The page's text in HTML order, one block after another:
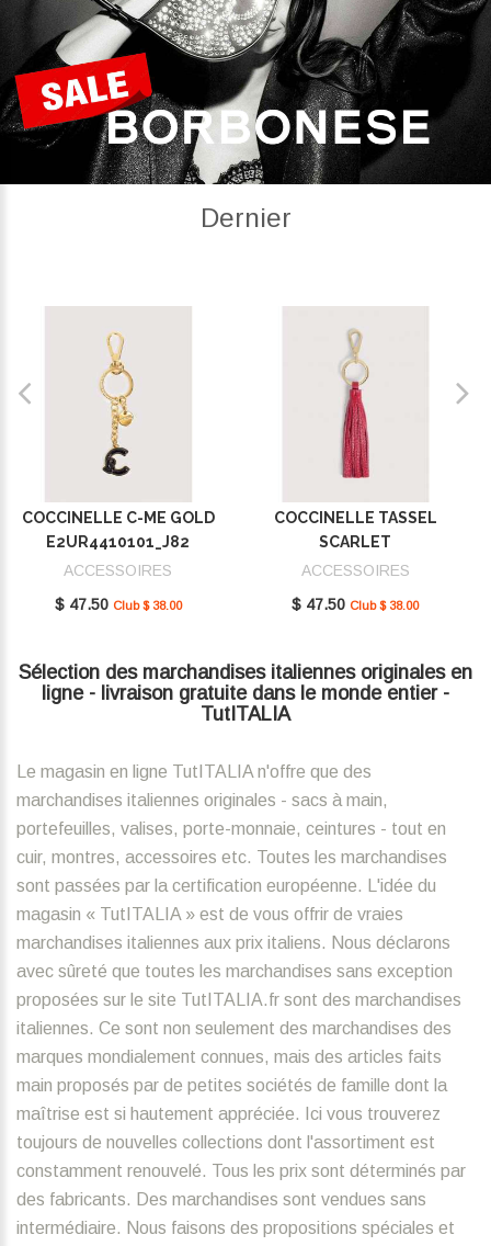
Dernier
COCCINELLE C-ME GOLD
E2UR4410101_J82
ACCESSOIRES
$ 47.50 Club $ 38.00
COCCINELLE TASSEL
SCARLET
E2MU0410101_R02
ACCESSOIRES
$ 47.50 Club $ 38.00
Sélection des marchandises italiennes originales en
ligne - livraison gratuite dans le monde entier -
TutITALIA
Le magasin en ligne TutITALIA n'offre que des
marchandises italiennes originales - sacs à main,
portefeuilles, valises, porte-monnaie, ceintures - tout en
cuir, montres, accessoires etc. Toutes les marchandises
sont passées par la certification européenne. L'idée du
magasin « TutITALIA » est de vous offrir de vraies
marchandises italiennes aux prix italiens. Nous déclarons
avec sûreté que toutes les marchandises sans exception
proposées sur le site TutITALIA.fr sont des marchandises
italiennes. Ce sont non seulement des marchandises des
marques mondialement connues, mais des articles faits
main proposés par de petites sociétés de famille dont la
maîtrise est si hautement appréciée. Ici vous trouverez
toujours de nouvelles collections dont l'assortiment est
constamment renouvelé. Tous les prix sont déterminés par
des fabricants. Des marchandises sont vendues sans
intermédiaire. Nous faisons des propositions spéciales et